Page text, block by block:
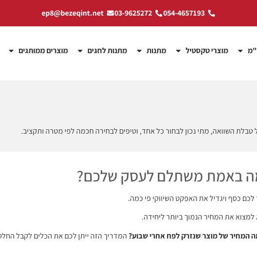
054-4657193
03-9625272
ep8@bezeqint.net
מוצרי טקסטיל מתנות מתנות לחגים מוצרים ממותגים
טבלת השוואה, מתי נכון לבחור כל אחד, וטיפים לבחירה חכמה לפי מטרה ותקציב.
מה באמת משתלם לעסק שלכם?
כסף ויגדיל את האפקט השיווקי פי כמה.
את המחיר הנמוך ביותר ליחידה.
המחיר של מוצר שנזרק לפח אחרי שבוע? המדריך הזה ייתן לכם את הכלים לקבל